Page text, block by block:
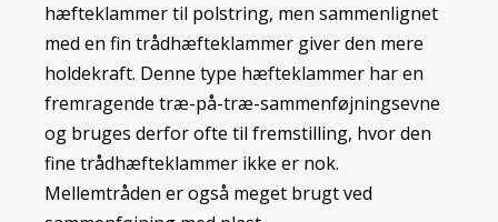
hæfteklammer til polstring, men sammenlignet
med en fin trådhæfteklammer giver den mere
holdekraft. Denne type hæfteklammer har en
fremragende træ-på-træ-sammenføjningsevne
og bruges derfor ofte til fremstilling, hvor den
fine trådhæfteklammer ikke er nok.
Mellemtråden er også meget brugt ved